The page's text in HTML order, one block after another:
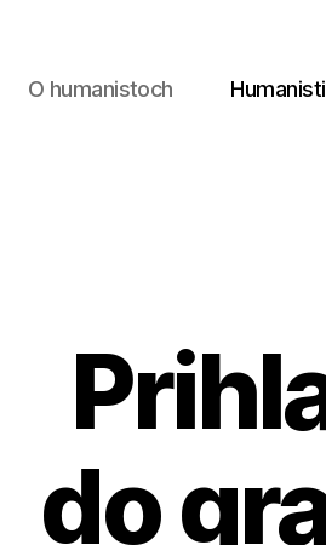
O humanistoch
do